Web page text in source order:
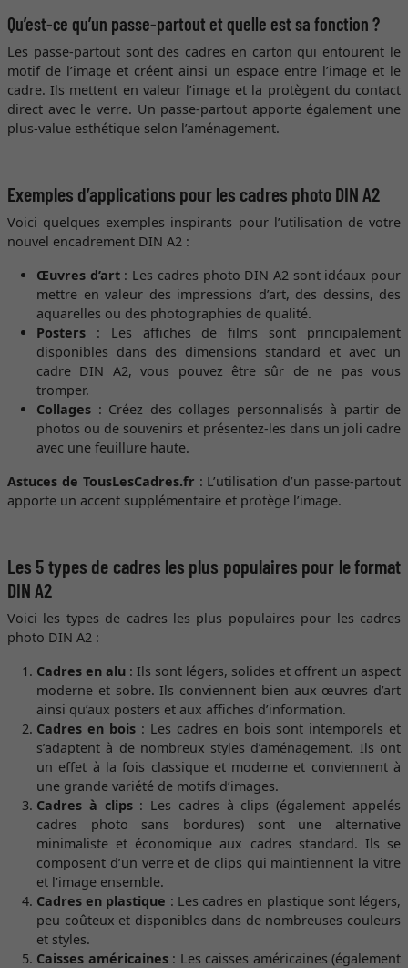
Qu’est-ce qu’un passe-partout et quelle est sa fonction ?
Les passe-partout sont des cadres en carton qui entourent le
motif de l’image et créent ainsi un espace entre l’image et le
cadre. Ils mettent en valeur l’image et la protègent du contact
direct avec le verre. Un passe-partout apporte également une
plus-value esthétique selon l’aménagement.
Exemples d’applications pour les cadres photo DIN A2
Voici quelques exemples inspirants pour l’utilisation de votre
nouvel encadrement DIN A2 :
Œuvres d’art: Les cadres photo DIN A2 sont idéaux pour
mettre en valeur des impressions d’art, des dessins, des
aquarelles ou des photographies de qualité.
Posters : Les affiches de films sont principalement
disponibles dans des dimensions standard et avec un
cadre DIN A2, vous pouvez être sûr de ne pas vous
tromper.
Collages : Créez des collages personnalisés à partir de
photos ou de souvenirs et présentez-les dans un joli cadre
avec une feuillure haute.
Astuces de TousLesCadres.fr : L’utilisation d’un passe-partout
apporte un accent supplémentaire et protège l’image.
Les 5 types de cadres les plus populaires pour le format
DIN A2
Voici les types de cadres les plus populaires pour les cadres
photo DIN A2 :
Cadres en alu : Ils sont légers, solides et offrent un aspect
moderne et sobre. Ils conviennent bien aux œuvres d’art
ainsi qu’aux posters et aux affiches d’information.
Cadres en bois : Les cadres en bois sont intemporels et
s’adaptent à de nombreux styles d’aménagement. Ils ont
un effet à la fois classique et moderne et conviennent à
une grande variété de motifs d’images.
Cadres à clips: Les cadres à clips (également appelés
cadres photo sans bordures) sont une alternative
minimaliste et économique aux cadres standard. Ils se
composent d’un verre et de clips qui maintiennent la vitre
et l’image ensemble.
Cadres en plastique : Les cadres en plastique sont légers,
peu coûteux et disponibles dans de nombreuses couleurs
et styles.
Caisses américaines: Les caisses américaines (également